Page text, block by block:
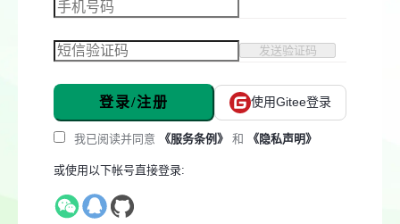
发送验证码
登录/注册 使用Gitee登录
我已阅读并同意 《服务条例》 和 《隐私声明》
或使用以下帐号直接登录: